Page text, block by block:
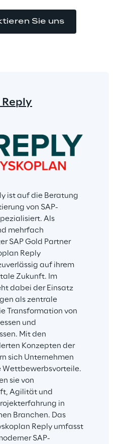
Sie uns
Reply
ist auf die Beratung
von SAP-
Als
mehrfach
SAP Gold Partner
Reply
auf ihrem
Zukunft. Im
dabei der Einsatz
als zentrale
Transformation von
und
Mit den
Konzepten der
sich Unternehmen
Wettbewerbsvorteile.
sie von
Agilität und
in
Branchen. Das
Reply umfasst
SAP-